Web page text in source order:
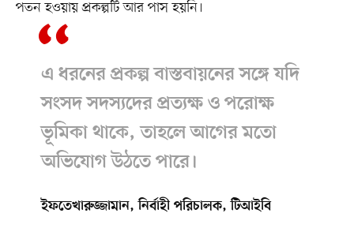
পতন হওয়ায় প্রকল্পটি আর পাস হয়নি।
এ ধরনের প্রকল্প বাস্তবায়নের সঙ্গে যদি
সংসদ সদস্যদের প্রত্যক্ষ ও পরোক্ষ
ভূমিকা থাকে, তাহলে আগের মতো
অভিযোগ উঠতে পারে।
ইফতেখারুজ্জামান, নির্বাহী পরিচালক, টিআইবি